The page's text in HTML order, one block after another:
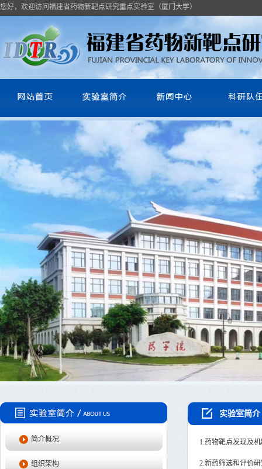
您好，欢迎访问福建省药物新靶点研究重点实验室（厦门大学）
简介概况
组织架构
实验室简介
1.药物靶点发现及
2.新药筛选和评价